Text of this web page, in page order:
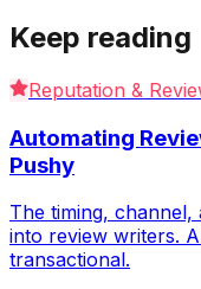
Keep reading
Reputation &
Automating
Pushy
The timing,
into review writers.
transactional.